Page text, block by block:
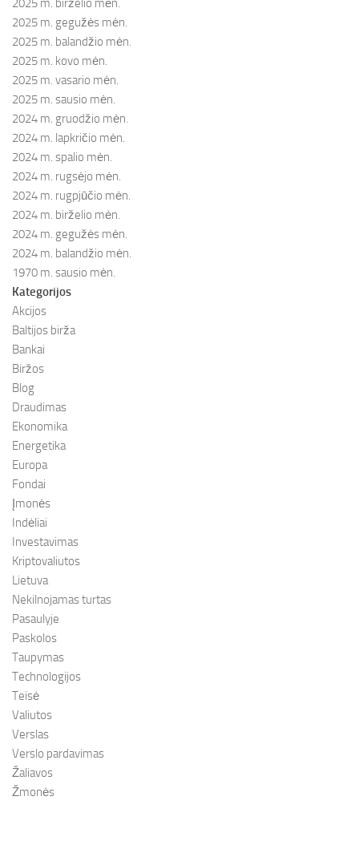
2025 m. birželio mėn.
2025 m. gegužės mėn.
2025 m. balandžio mėn.
2025 m. kovo mėn.
2025 m. vasario mėn.
2025 m. sausio mėn.
2024 m. gruodžio mėn.
2024 m. lapkričio mėn.
2024 m. spalio mėn.
2024 m. rugsėjo mėn.
2024 m. rugpjūčio mėn.
2024 m. birželio mėn.
2024 m. gegužės mėn.
2024 m. balandžio mėn.
1970 m. sausio mėn.
Kategorijos
Akcijos
Baltijos birža
Bankai
Biržos
Blog
Draudimas
Ekonomika
Energetika
Europa
Fondai
Įmonės
Indėliai
Investavimas
Kriptovaliutos
Lietuva
Nekilnojamas turtas
Pasaulyje
Paskolos
Taupymas
Technologijos
Teisė
Valiutos
Verslas
Verslo pardavimas
Žaliavos
Žmonės